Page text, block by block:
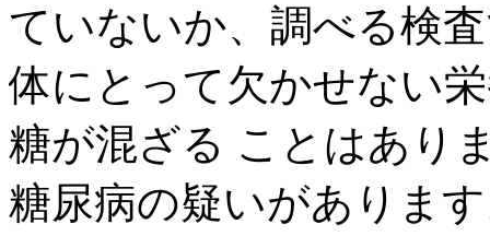
ていないか、調べる検
体にとって欠かせない
糖が混ざる ことはあり
糖尿病の疑いがありま